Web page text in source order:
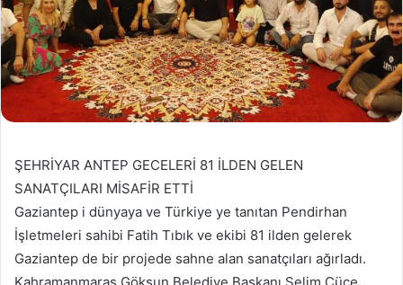
ŞEHRİYAR ANTEP GECELERİ 81 İLDEN GELEN
SANATÇILARI MİSAFİR ETTİ
Gaziantep i dünyaya ve Türkiye ye tanıtan Pendirhan
İşletmeleri sahibi Fatih Tıbık ve ekibi 81 ilden gelerek
Gaziantep de bir projede sahne alan sanatçıları ağırladı.